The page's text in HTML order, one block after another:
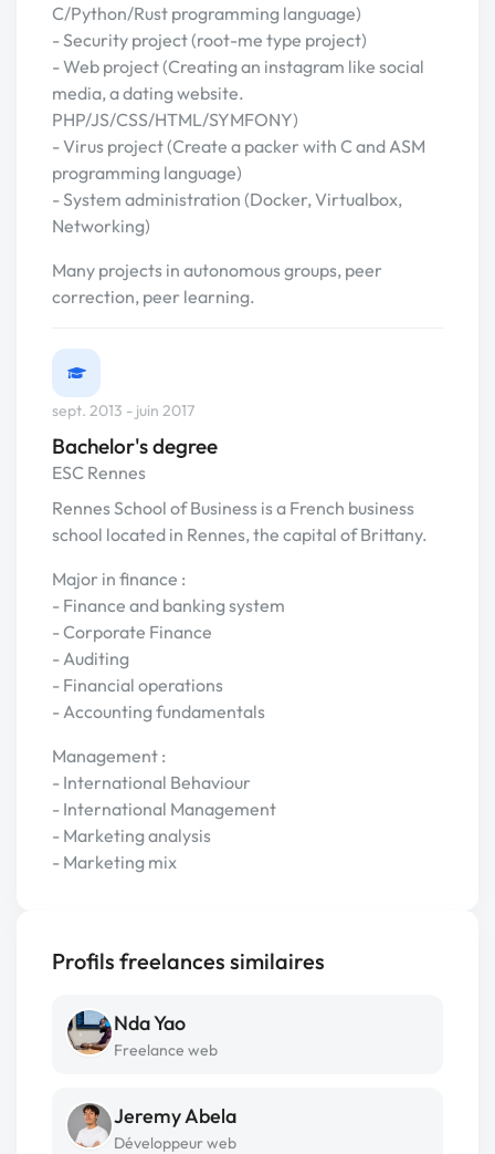
C/Python/Rust programming language)
- Security project (root-me type project)
- Web project (Creating an instagram like social
media, a dating website.
PHP/JS/CSS/HTML/SYMFONY)
- Virus project (Create a packer with C and ASM
programming language)
- System administration (Docker, Virtualbox,
Networking)
Many projects in autonomous groups, peer
correction, peer learning.
sept. 2013 - juin 2017
Bachelor's degree
ESC Rennes
Rennes School of Business is a French business
school located in Rennes, the capital of Brittany.
Major in finance :
- Finance and banking system
- Corporate Finance
- Auditing
- Financial operations
- Accounting fundamentals
Management :
- International Behaviour
- International Management
- Marketing analysis
- Marketing mix
Profils freelances similaires
Nda Yao
Freelance web
Jeremy Abela
Développeur web